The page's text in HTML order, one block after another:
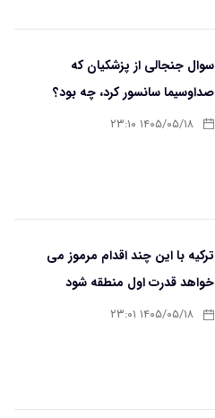
سوال جنجالی از پزشکیان که
صدا‌و‌سیما سانسور کرد، چه بود؟
۱۴۰۵/۰۵/۱۸ ۲۳:۱۰
ترکیه با این چند اقدام مرموز می
خواهد قدرت اول منطقه شود
۱۴۰۵/۰۵/۱۸ ۲۳:۰۱